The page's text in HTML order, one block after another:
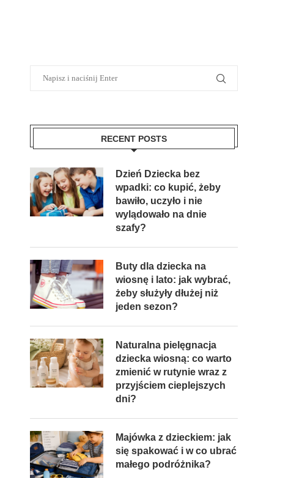
RECENT POSTS
Dzień Dziecka bez
wpadki: co kupić, żeby
bawiło, uczyło i nie
wylądowało na dnie
szafy?
Buty dla dziecka na
wiosnę i lato: jak wybrać,
żeby służyły dłużej niż
jeden sezon?
Naturalna pielęgnacja
dziecka wiosną: co warto
zmienić w rutynie wraz z
przyjściem cieplejszych
dni?
Majówka z dzieckiem: jak
się spakować i w co ubrać
małego podróżnika?